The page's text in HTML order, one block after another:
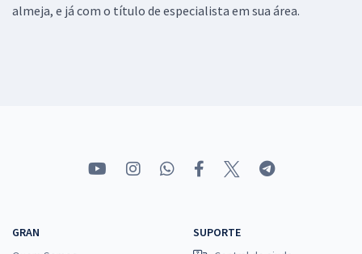
almeja, e já com o título de especialista em sua área.
GRAN
SUPORTE